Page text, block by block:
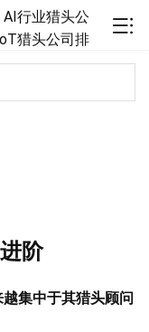
阶
集中于其猎头顾问